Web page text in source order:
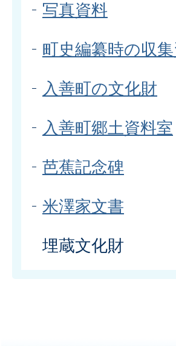
写真資料
町史編纂時の収
入善町の文化財
入善町郷土資料室
芭蕉記念碑
米澤家文書
埋蔵文化財